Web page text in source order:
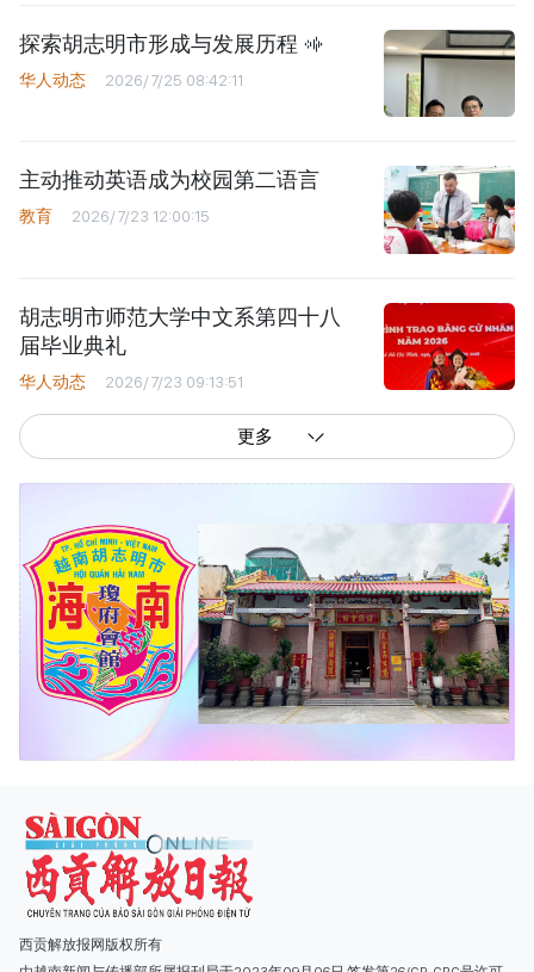
探索胡志明市形成与发展历程
华人动态 2026/7/25 08:42:11
主动推动英语成为校园第二语言
教育 2026/7/23 12:00:15
胡志明市师范大学中文系第四十八
届毕业典礼
华人动态 2026/7/23 09:13:51
更多
西贡解放报网版权所有
由越南新闻与传播部所属报刊局于2023年09月06日 签发第26/GP-CBC号许可
副总编辑: 阮玉英、范文长、裴氏红霜、张德义、范氏云英、杨文光、阮德显、
阮克强、陈嘉宝
主编: 阮玉英
社址: 胡志明市棋盘坊阮氏明开街432-434号
总台: (028) 39294091 - 转 060
热线: 096.558.1888